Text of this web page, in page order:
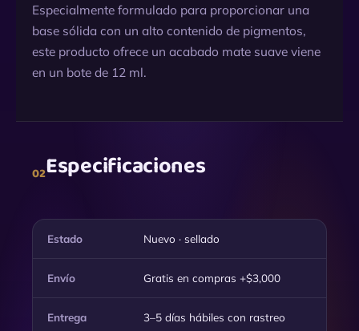
Especialmente formulado para proporcionar una
base sólida con un alto contenido de pigmentos,
este producto ofrece un acabado mate suave viene
en un bote de 12 ml.
02Especificaciones
Estado Nuevo · sellado
Envío Gratis en compras +$3,000
Entrega 3–5 días hábiles con rastreo